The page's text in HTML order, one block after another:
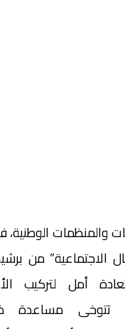
والمنظمات
الاجتماعية” من
أمل لتركيب
تتوخى مساعدة